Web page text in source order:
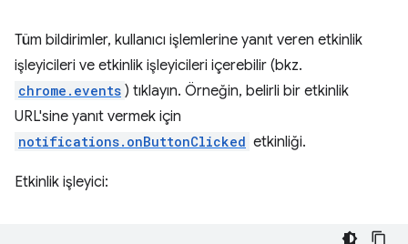
Tüm bildirimler, kullanıcı işlemlerine yanıt veren etkinlik
işleyicileri ve etkinlik işleyicileri içerebilir (bkz.
chrome.events ) tıklayın. Örneğin, belirli bir etkinlik
URL'sine yanıt vermek için
notifications.onButtonClicked etkinliği.
Etkinlik işleyici: